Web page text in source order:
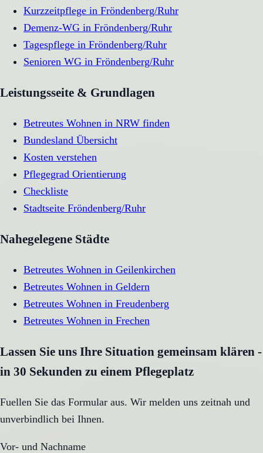
Kurzzeitpflege in Fröndenberg/Ruhr
Demenz-WG in Fröndenberg/Ruhr
Tagespflege in Fröndenberg/Ruhr
Senioren WG in Fröndenberg/Ruhr
Leistungsseite & Grundlagen
Betreutes Wohnen in NRW finden
Bundesland Übersicht
Kosten verstehen
Pflegegrad Orientierung
Checkliste
Stadtseite Fröndenberg/Ruhr
Nahegelegene Städte
Betreutes Wohnen in Geilenkirchen
Betreutes Wohnen in Geldern
Betreutes Wohnen in Freudenberg
Betreutes Wohnen in Frechen
Lassen Sie uns Ihre Situation gemeinsam klären -
in 30 Sekunden zu einem Pflegeplatz
Fuellen Sie das Formular aus. Wir melden uns zeitnah und
unverbindlich bei Ihnen.
Vor- und Nachname